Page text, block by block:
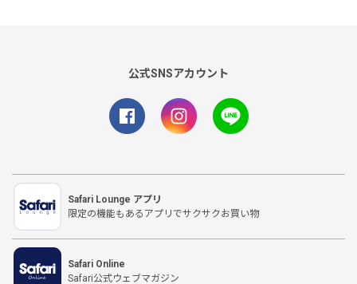
公式SNSアカウント
Safari Lounge アプリ
限定の機能もあるアプリでサクサクお買い物
Safari Online
Safari公式ウェブマガジン